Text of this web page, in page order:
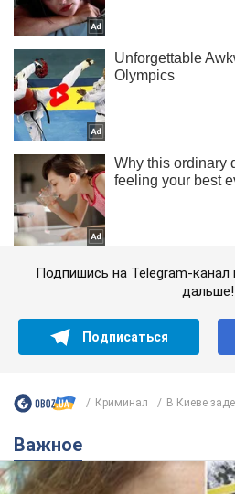
Подпишись на Telegram-
дальше!
Подписаться
Криминал В Киеве
Важное